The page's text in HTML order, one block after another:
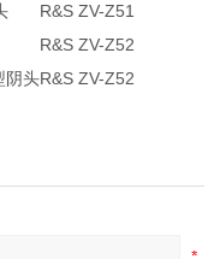
R&S ZV-Z51
R&S ZV-Z52
阴头R&S ZV-Z52